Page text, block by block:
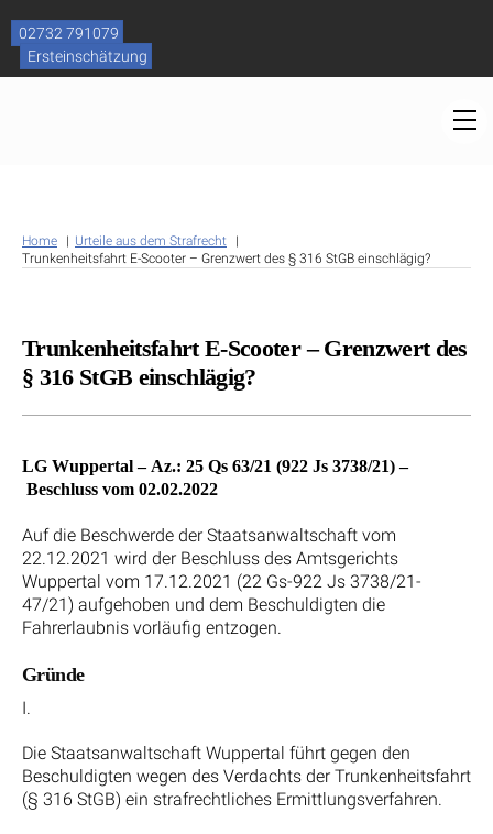
content
02732 791079
Ersteinschätzung
Home
Urteile aus dem Strafrecht
Trunkenheitsfahrt E-Scooter – Grenzwert des § 316 StGB einschlägig?
Trunkenheitsfahrt E-Scooter – Grenzwert des
§ 316 StGB einschlägig?
LG Wuppertal – Az.: 25 Qs 63/21 (922 Js 3738/21) –
Beschluss vom 02.02.2022
Auf die Beschwerde der Staatsanwaltschaft vom
22.12.2021 wird der Beschluss des Amtsgerichts
Wuppertal vom 17.12.2021 (22 Gs-922 Js 3738/21-
47/21) aufgehoben und dem Beschuldigten die
Fahrerlaubnis vorläufig entzogen.
Gründe
I.
Die Staatsanwaltschaft Wuppertal führt gegen den
Beschuldigten wegen des Verdachts der Trunkenheitsfahrt
(§ 316 StGB) ein strafrechtliches Ermittlungsverfahren.